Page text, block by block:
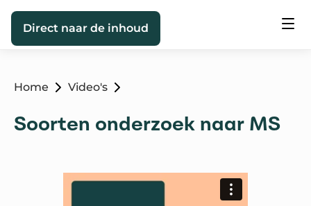
Direct naar de inhoud
Home Video's
Soorten onderzoek naar MS